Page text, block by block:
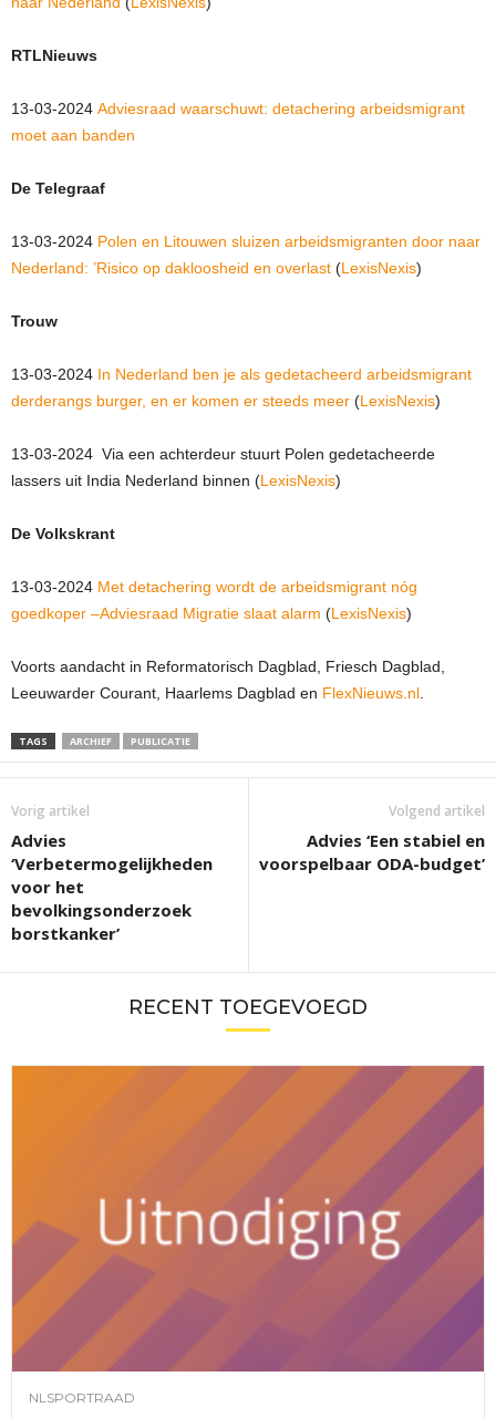
RTLNieuws
13-03-2024 Adviesraad waarschuwt: detachering arbeidsmigrant
moet aan banden
De Telegraaf
13-03-2024 Polen en Litouwen sluizen arbeidsmigranten door naar
Nederland: ’Risico op dakloosheid en overlast (LexisNexis)
Trouw
13-03-2024 In Nederland ben je als gedetacheerd arbeidsmigrant
derderangs burger, en er komen er steeds meer (LexisNexis)
13-03-2024 Via een achterdeur stuurt Polen gedetacheerde
lassers uit India Nederland binnen (LexisNexis)
De Volkskrant
13-03-2024 Met detachering wordt de arbeidsmigrant nóg
goedkoper –Adviesraad Migratie slaat alarm (LexisNexis)
Voorts aandacht in Reformatorisch Dagblad, Friesch Dagblad,
Leeuwarder Courant, Haarlems Dagblad en FlexNieuws.nl.
TAGS ARCHIEF PUBLICATIE
Vorig artikel
Advies
‘Verbetermogelijkheden
voor het
bevolkingsonderzoek
borstkanker’
Volgend artikel
Advies ‘Een stabiel en
voorspelbaar ODA-budget’
RECENT TOEGEVOEGD
NLSPORTRAAD